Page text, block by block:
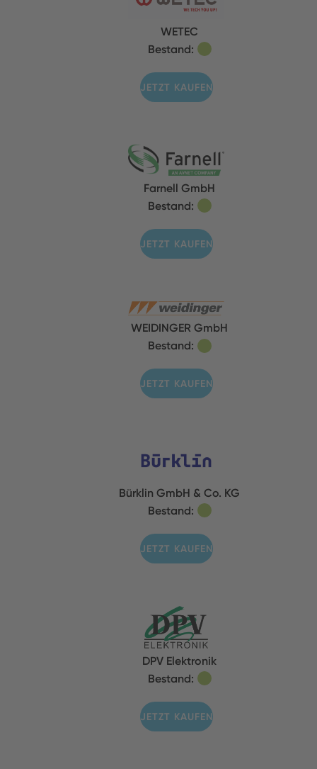
WETEC
Bestand:
JETZT KAUFEN
Farnell GmbH
Bestand:
JETZT KAUFEN
WEIDINGER GmbH
Bestand:
JETZT KAUFEN
Bürklin GmbH & Co. KG
Bestand:
JETZT KAUFEN
DPV Elektronik
Bestand:
JETZT KAUFEN